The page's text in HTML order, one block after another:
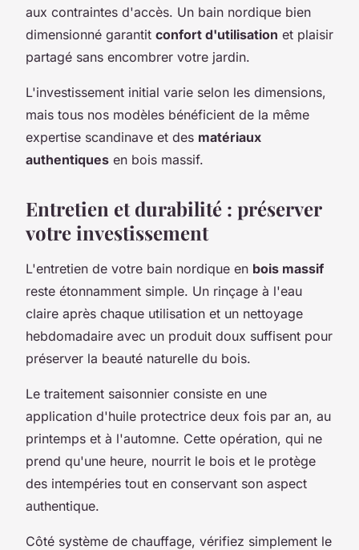
aux contraintes d'accès. Un bain nordique bien
dimensionné garantit confort d'utilisation et plaisir
partagé sans encombrer votre jardin.
L'investissement initial varie selon les dimensions,
mais tous nos modèles bénéficient de la même
expertise scandinave et des matériaux
authentiques en bois massif.
Entretien et durabilité : préserver
votre investissement
L'entretien de votre bain nordique en bois massif
reste étonnamment simple. Un rinçage à l'eau
claire après chaque utilisation et un nettoyage
hebdomadaire avec un produit doux suffisent pour
préserver la beauté naturelle du bois.
Le traitement saisonnier consiste en une
application d'huile protectrice deux fois par an, au
printemps et à l'automne. Cette opération, qui ne
prend qu'une heure, nourrit le bois et le protège
des intempéries tout en conservant son aspect
authentique.
Côté système de chauffage, vérifiez simplement le